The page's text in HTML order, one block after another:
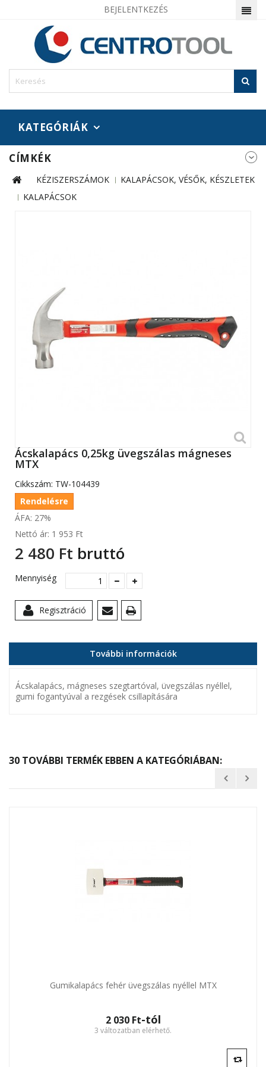
BEJELENTKEZÉS
KATEGÓRIÁK
CÍMKÉK
KÉZISZERSZÁMOK
KALAPÁCSOK, VÉSŐK, KÉSZLETEK
KALAPÁCSOK
Ácskalapács 0,25kg üvegszálas mágneses
MTX
Cikkszám: TW-104439
Rendelésre
ÁFA: 27%
Nettó ár: 1 953 Ft‎
2 480 Ft‎ bruttó
Mennyiség
Regisztráció
További információk
Ácskalapács, mágneses szegtartóval, üvegszálas nyéllel,
gumi fogantyúval a rezgések csillapítására
30 TOVÁBBI TERMÉK EBBEN A KATEGÓRIÁBAN:
Gumikalapács fehér üvegszálas nyéllel MTX
2 030 Ft‎-tól
3 változatban elérhető.